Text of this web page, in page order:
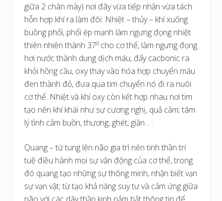
giữa 2 chân mày) nơi đây vừa tiếp nhận vừa tách
hỗn hợp khí ra làm đôi: Nhiệt – thủy – khí xuống
buồng phổi, phổi ép mạnh làm ngưng đọng nhiệt
thiên nhiên thành 37o cho cơ thể, làm ngưng đọng
hơi nước thành dung dịch máu, đẩy cacbonic ra
khỏi hồng cầu, oxy thay vào hóa hợp chuyển máu
đen thành đỏ, đưa qua tim chuyển nó đi ra nuôi
cơ thể. Nhiệt và khí oxy còn kết hợp nhau nơi tim
tạo nên khí khái như sự cương nghị, quả cảm; tâm
lý tình cảm buồn, thương, ghét, giận… .
Quang – từ tung lên não gia trì nên tinh thần trí
tuệ điều hành mọi sự vận động của cơ thể, trong
đó quang tạo những sự thông minh, nhận biết vạn
sự vạn vật; từ tạo khả năng suy tư và cảm ứng giữa